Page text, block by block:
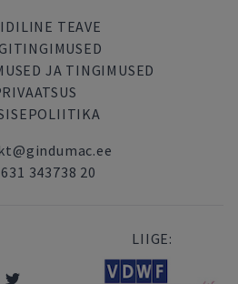
TEAVE
JA TINGIMUSED
343738 20
LIIGE: